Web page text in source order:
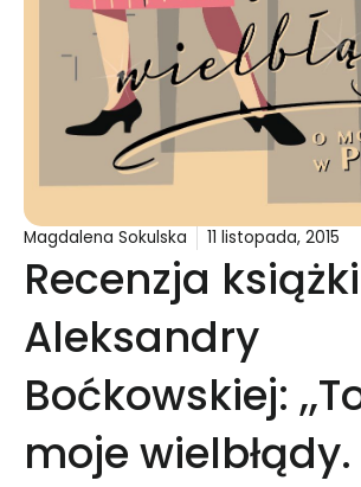
Magdalena Sokulska 11 listopada, 2015
Recenzja książki
Aleksandry
Boćkowskiej:
moje wielbłądy.